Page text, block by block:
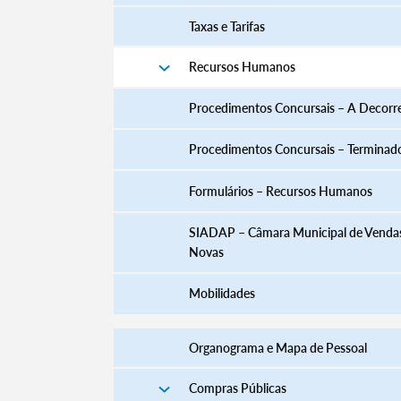
Taxas e Tarifas
Recursos Humanos
Procedimentos Concursais – A
Procedimentos Concursais –
​​​​​​​​​​​​​​​​​​​​​​​​​​​​​​​​​​​​​​​​​Formulários – Recursos Humanos
SIADAP – Câmara Municipal de
Novas
Mobilidades
Organograma e Mapa de Pessoal
Compras Públicas